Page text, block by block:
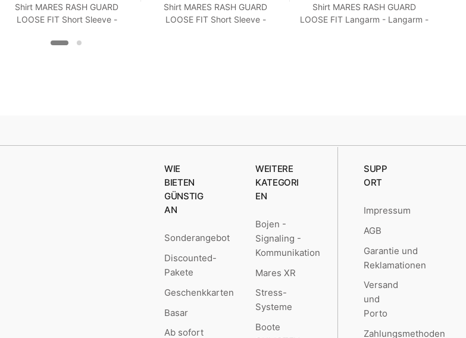
Shirt MARES RASH GUARD
LOOSE FIT Short Sleeve -
XXS Turquoise
Shirt MARES RASH GUARD
LOOSE FIT Short Sleeve -
Shirt MARES RASH GUARD
LOOSE FIT Langarm - Langarm -
WIE
BIETEN
GÜNSTIG
AN
Sonderangebot
Discounted-
Pakete
Geschenkkarten
Basar
Ab sofort
WEITERE
KATEGORI
EN
Bojen -
Signaling -
Kommunikation
Mares XR
Stress-
Systeme
Boote
SUPP
ORT
Impressum
AGB
Garantie und
Reklamationen
Versand
und
Porto
Zahlungsmethoden